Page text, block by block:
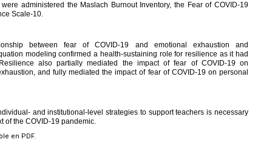
were administered the Maslach Burnout Inventory, the Fear of COVID-19
Scale-10.
between fear of COVID-19 and emotional exhaustion and
modeling confirmed a health-sustaining role for resilience as it had
also partially mediated the impact of fear of COVID-19 on
and fully mediated the impact of fear of COVID-19 on personal
and institutional-level strategies to support teachers is necessary
of the COVID-19 pandemic.
en PDF.